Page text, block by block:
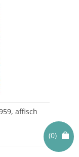
(0)
affisch